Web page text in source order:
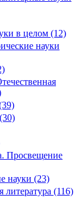
в целом (12)
науки
Просвещение
науки (23)
литература (116)